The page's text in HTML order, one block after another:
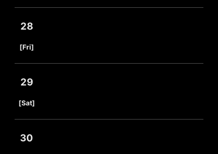
28
[Fri]
29
[Sat]
30